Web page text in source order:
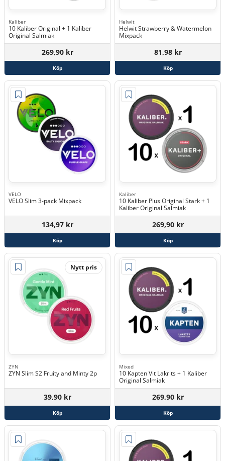
Kaliber
10 Kaliber Original + 1 Kaliber
Original Salmiak
269,90 kr
Köp
Helwit
Helwit Strawberry & Watermelon
Mixpack
81,98 kr
Köp
VELO
VELO Slim 3-pack Mixpack
134,97 kr
Köp
Kaliber
10 Kaliber Plus Original Stark + 1
Kaliber Original Salmiak
269,90 kr
Köp
Nytt pris
ZYN
ZYN Slim S2 Fruity and Minty 2p
39,90 kr
Köp
Mixed
10 Kapten Vit Lakrits + 1 Kaliber
Original Salmiak
269,90 kr
Köp